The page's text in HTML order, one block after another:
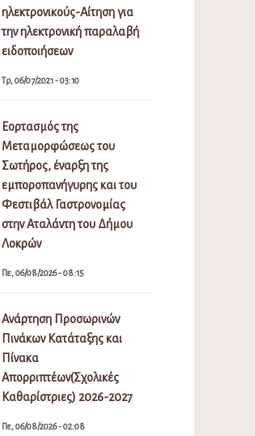
ηλεκτρονικούς-Αίτηση για
την ηλεκτρονική παραλαβή
ειδοποιήσεων
Τρ, 06/07/2021 - 03:10
Εορτασμός της
Μεταμορφώσεως του
Σωτήρος, έναρξη της
εμποροπανήγυρης και του
Φεστιβάλ Γαστρονομίας
στην Αταλάντη του Δήμου
Λοκρών
Πε, 06/08/2026 - 08:15
Ανάρτηση Προσωρινών
Πινάκων Κατάταξης και
Πίνακα
Απορριπτέων(Σχολικές
Καθαρίστριες) 2026-2027
Πε, 06/08/2026 - 02:08